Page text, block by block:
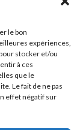
le bon
expériences,
stocker et/ou
à ces
que le
Le fait de ne pas
effet négatif sur